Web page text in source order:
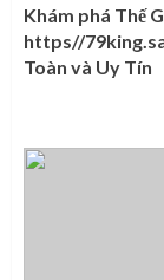
Khám phá Thế
https//
Toàn và Uy Tín